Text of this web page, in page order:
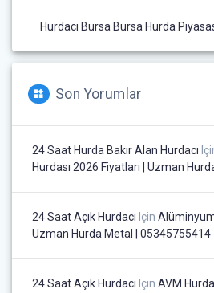
Hurdacı Bursa Bursa Hurda
Son Yorumlar
24 Saat Hurda Bakır Alan Hurdacı
Hurdası 2026 Fiyatları | Uzman
24 Saat Açık Hurdacı Için Alüminyum
Uzman Hurda Metal | 05345755414
24 Saat Açık Hurdacı Için AVM